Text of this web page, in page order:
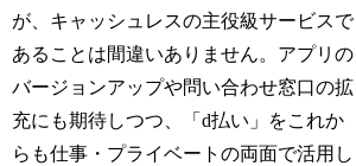
が、キャッシュレスの主役級サービスで
あることは間違いありません。アプリの
バージョンアップや問い合わせ窓口の拡
充にも期待しつつ、「d払い」をこれか
らも仕事・プライベートの両面で活用し